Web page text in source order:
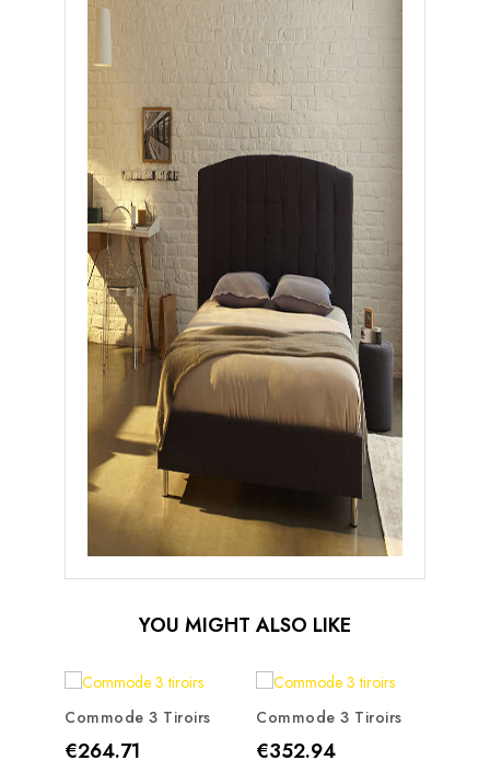
YOU MIGHT ALSO LIKE
Commode 3 Tiroirs
Price
€264.71
Commode 3 Tiroirs
Price
€352.94